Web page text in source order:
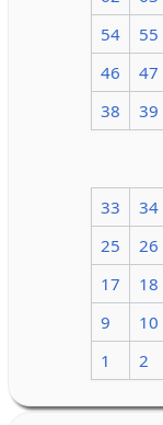
54
55
46
47
38
39
33 34
25
26
17
18
9
10
1
2